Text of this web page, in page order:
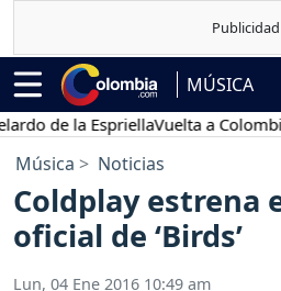
MÚSICA
de la EspriellaVuelta a Colombia
Música Noticias
Coldplay estrena
oficial de ‘Birds’
Lun, 04 Ene 2016 10:49 am